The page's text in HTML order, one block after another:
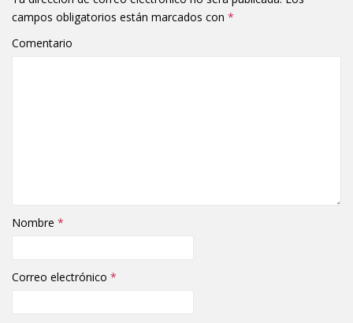
campos obligatorios están marcados con *
Comentario
Nombre *
Correo electrónico *